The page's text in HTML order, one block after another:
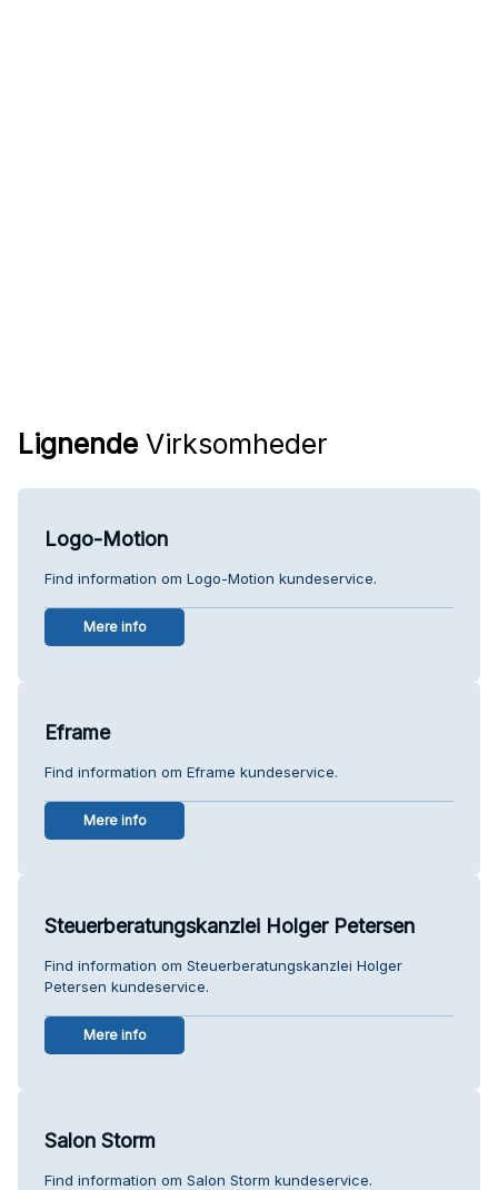
Lignende Virksomheder
Logo-Motion
Find information om Logo-Motion kundeservice.
Mere info
Eframe
Find information om Eframe kundeservice.
Mere info
Steuerberatungskanzlei Holger Petersen
Find information om Steuerberatungskanzlei Holger
Petersen kundeservice.
Mere info
Salon Storm
Find information om Salon Storm kundeservice.